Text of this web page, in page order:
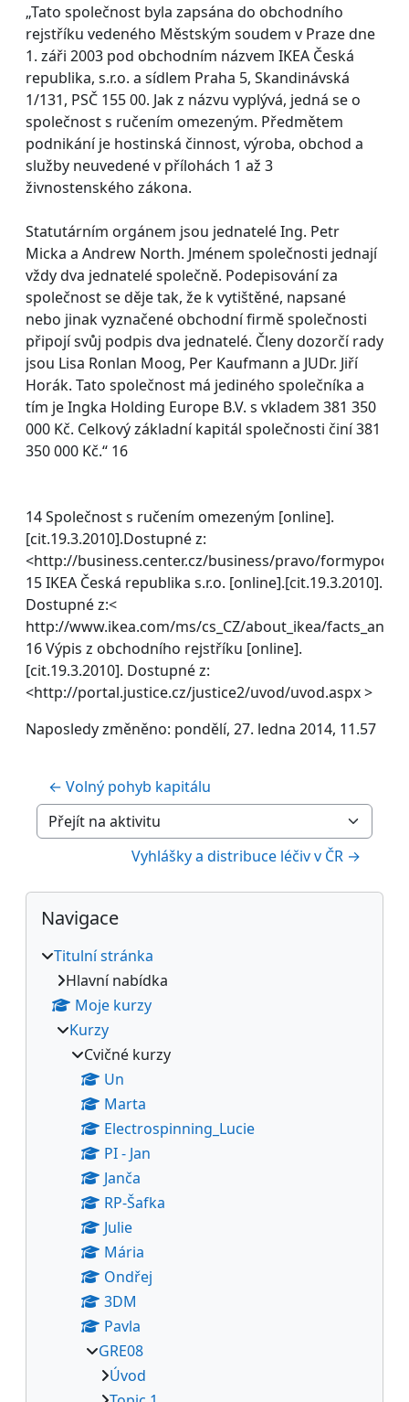
„Tato společnost byla zapsána do obchodního
rejstříku vedeného Městským soudem v Praze dne
1. záři 2003 pod obchodním názvem IKEA Česká
republika, s.r.o. a sídlem Praha 5, Skandinávská
1/131, PSČ 155 00. Jak z názvu vyplývá, jedná se o
společnost s ručením omezeným. Předmětem
podnikání je hostinská činnost, výroba, obchod a
služby neuvedené v přílohách 1 až 3
živnostenského zákona.
Statutárním orgánem jsou jednatelé Ing. Petr
Micka a Andrew North. Jménem společnosti jednají
vždy dva jednatelé společně. Podepisování za
společnost se děje tak, že k vytištěné, napsané
nebo jinak vyznačené obchodní firmě společnosti
připojí svůj podpis dva jednatelé. Členy dozorčí rady
jsou Lisa Ronlan Moog, Per Kaufmann a JUDr. Jiří
Horák. Tato společnost má jediného společníka a
tím je Ingka Holding Europe B.V. s vkladem 381 350
000 Kč. Celkový základní kapitál společnosti činí 381
350 000 Kč.“ 16
14 Společnost s ručením omezeným [online].
[cit.19.3.2010].Dostupné z:
<http://business.center.cz/business/pravo/
15 IKEA Česká republika s.r.o. [online].[cit.19.3.2010].
Dostupné z:<
http://www.ikea.com/ms/cs_CZ/about_ikea/
16 Výpis z obchodního rejstříku [online].
[cit.19.3.2010]. Dostupné z:
<http://portal.justice.cz/justice2/uvod/uvod.aspx >
Naposledy změněno: pondělí, 27. ledna 2014, 11.57
← Volný pohyb kapitálu
Přejít na aktivitu
Vyhlášky a distribuce léčiv v ČR →
Bloky
Přeskočit: Navigace
Navigace
Titulní stránka
Hlavní nabídka
Moje kurzy
Kurzy
Cvičné kurzy
Un
Marta
Electrospinning_Lucie
PI - Jan
Janča
RP-Šafka
Julie
Mária
Ondřej
3DM
Pavla
GRE08
Úvod